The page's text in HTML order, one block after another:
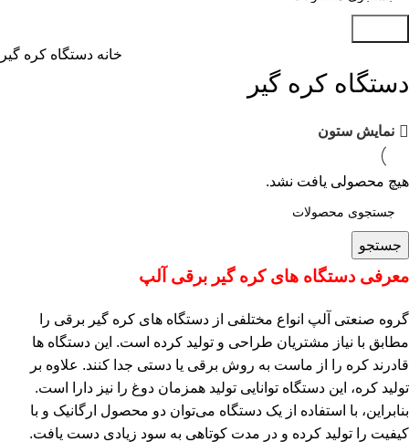
خانه دستگاه کره گیر
دستگاه کره گیر
نمایش ستون
هیچ محصولی یافت نشد.
جستجو
معرفی دستگاه‌ های کره‌ گیر برقی آلپ
گروه صنعتی آلپ انواع مختلفی از دستگاه‌ های کره‌ گیر برقی را
مطابق با نیاز مشتریان طراحی و تولید کرده است. این دستگاه‌ ها
قادرند کره را از ماست به روش برقی یا دستی جدا کنند. علاوه بر
تولید کره، این دستگاه توانایی تولید همزمان دوغ را نیز دارا است.
بنابراین، با استفاده از یک دستگاه می‌توان دو محصول ارگانیک و با
کیفیت را تولید کرده و در مدت کوتاهی به سود زیادی دست یافت.